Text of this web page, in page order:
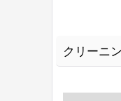
クリーニ